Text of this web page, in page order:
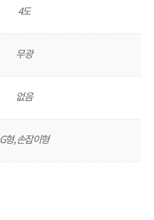
4도
무광
없음
G형, 손잡이형